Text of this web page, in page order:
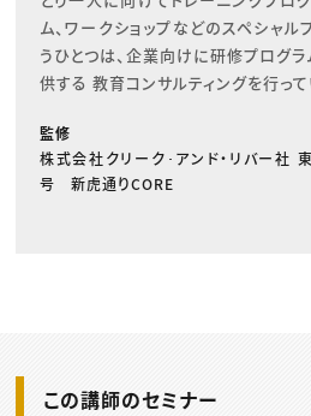
ム、ワークショップなどのスペシャル
うひとつは、企業向けに研修プログ
供する 教育コンサルティングを行って
監修
株式会社クリーク･アンド・リバー社
号 新虎通りCORE
この講師のセミナー